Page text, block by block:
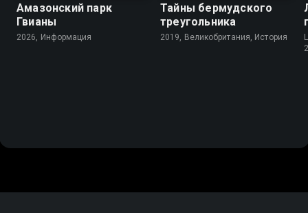
Амазонский парк
Гвианы
2026, Информация
Тайны бермудского
треугольника
2019, Великобритания, История